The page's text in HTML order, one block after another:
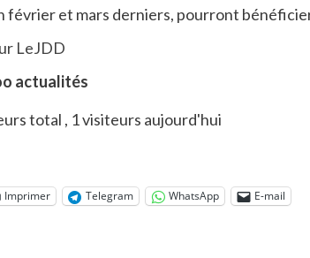
février et mars derniers, pourront
LeJDD
actualités
total , 1 visiteurs aujourd'hui
Imprimer Telegram WhatsApp E-mail